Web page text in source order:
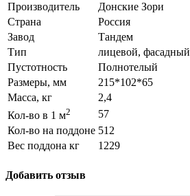
Производитель
Донские Зори
Страна
Россия
Завод
Тандем
Тип
лицевой, фасадный
Пустотность
Полнотелый
Размеры, мм
215*102*65
Масса, кг
2,4
Кол-во в 1 м2
57
Кол-во на поддоне 512
Вес поддона кг
1229
Добавить отзыв